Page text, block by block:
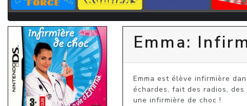
Emma:
Emma est élève infirmière
échardes, fait des radios, des
une infirmière de choc !